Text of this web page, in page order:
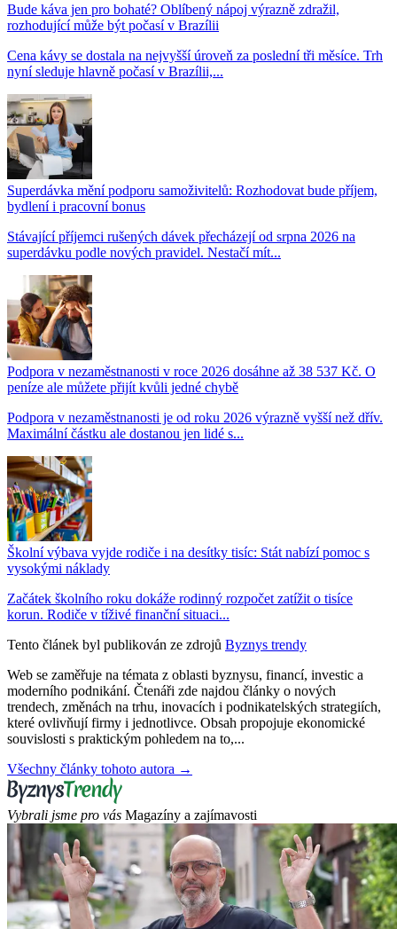
Bude káva jen pro bohaté? Oblíbený nápoj výrazně zdražil,
rozhodující může být počasí v Brazílii
Cena kávy se dostala na nejvyšší úroveň za poslední tři měsíce. Trh
nyní sleduje hlavně počasí v Brazílii,...
Superdávka mění podporu samoživitelů: Rozhodovat bude příjem,
bydlení i pracovní bonus
Stávající příjemci rušených dávek přecházejí od srpna 2026 na
superdávku podle nových pravidel. Nestačí mít...
Podpora v nezaměstnanosti v roce 2026 dosáhne až 38 537 Kč. O
peníze ale můžete přijít kvůli jedné chybě
Podpora v nezaměstnanosti je od roku 2026 výrazně vyšší než dřív.
Maximální částku ale dostanou jen lidé s...
Školní výbava vyjde rodiče i na desítky tisíc: Stát nabízí pomoc s
vysokými náklady
Začátek školního roku dokáže rodinný rozpočet zatížit o tisíce
korun. Rodiče v tíživé finanční situaci...
Tento článek byl publikován ze zdrojů Byznys trendy
Web se zaměřuje na témata z oblasti byznysu, financí, investic a
moderního podnikání. Čtenáři zde najdou články o nových
trendech, změnách na trhu, inovacích i podnikatelských strategiích,
které ovlivňují firmy i jednotlivce. Obsah propojuje ekonomické
souvislosti s praktickým pohledem na to,...
Všechny články tohoto autora →
Vybrali jsme pro vás Magazíny a zajímavosti